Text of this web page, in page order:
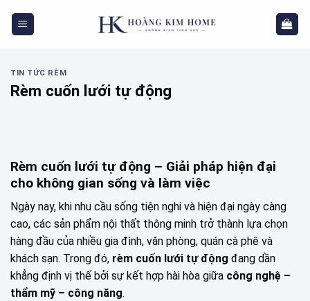
TIN TỨC RÈM
Rèm cuốn lưới tự động
Rèm cuốn lưới tự động – Giải pháp hiện đại
cho không gian sống và làm việc
Ngày nay, khi nhu cầu sống tiện nghi và hiện đại ngày càng
cao, các sản phẩm nội thất thông minh trở thành lựa chọn
hàng đầu của nhiều gia đình, văn phòng, quán cà phê và
khách sạn. Trong đó, rèm cuốn lưới tự động đang dần
khẳng định vị thế bởi sự kết hợp hài hòa giữa công nghệ –
thẩm mỹ – công năng.